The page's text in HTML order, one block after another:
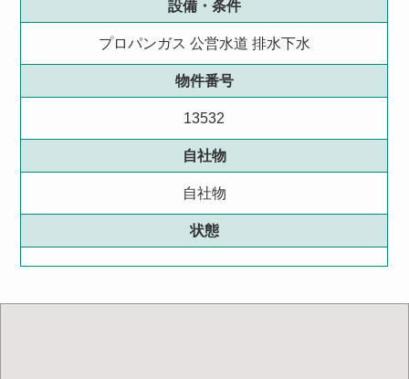
設備・条件
プロパンガス 公営水道 排水下水
物件番号
13532
自社物
自社物
状態